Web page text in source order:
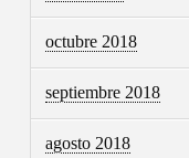
octubre 2018
septiembre 2018
agosto 2018